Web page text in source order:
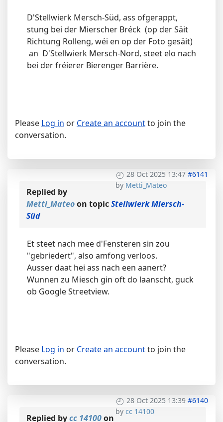
D'Stellwierk Mersch-Süd, ass ofgerappt,
stung bei der Mierscher Bréck (op der Säit
Richtung Rolleng, wéi en op der Foto gesäit)
an D'Stellwierk Mersch-Nord, steet elo nach
bei der fréierer Bierenger Barrière.
Please Log in or Create an accountto join the
conversation.
28 Oct 2025 13:47 #6141
by Metti_Mateo
Replied by
Metti_Mateoon topicStellwierk Miersch-
Süd
Et steet nach mee d'Fensteren sin zou
"gebriedert", also amfong verloos.
Ausser daat hei ass nach een aanert?
Wunnen zu Miesch gin oft do laanscht, guck
ob Google Streetview.
Please Log in or Create an accountto join the
conversation.
28 Oct 2025 13:39 #6140
by cc 14100
Replied bycc 14100on